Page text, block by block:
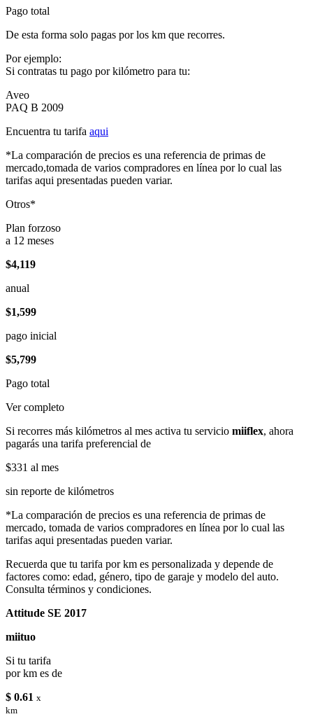
Pago total
De esta forma solo pagas por los km que recorres.
Por ejemplo:
Si contratas tu pago por kilómetro para tu:
Aveo
PAQ B 2009
Encuentra tu tarifa aqui
*La comparación de precios es una referencia de primas de
mercado,tomada de varios compradores en línea por lo cual las
tarifas aqui presentadas pueden variar.
Otros*
Plan forzoso
a 12 meses
$4,119
anual
$1,599
pago inicial
$5,799
Pago total
Ver completo
Si recorres más kilómetros al mes activa tu servicio miiflex, ahora
pagarás una tarifa preferencial de
$331 al mes
sin reporte de kilómetros
*La comparación de precios es una referencia de primas de
mercado, tomada de varios compradores en línea por lo cual las
tarifas aqui presentadas pueden variar.
Recuerda que tu tarifa por km es personalizada y depende de
factores como: edad, género, tipo de garaje y modelo del auto.
Consulta términos y condiciones.
Attitude SE 2017
miituo
Si tu tarifa
por km es de
$ 0.61 x
km